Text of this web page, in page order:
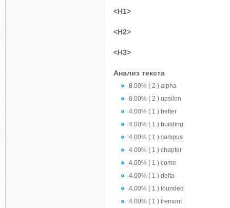
<H1>
<H2>
<H3>
Анализ текста
8.00% ( 2 ) alpha
8.00% ( 2 ) upsilon
4.00% ( 1 ) better
4.00% ( 1 ) building
4.00% ( 1 ) campus
4.00% ( 1 ) chapter
4.00% ( 1 ) come
4.00% ( 1 ) delta
4.00% ( 1 ) founded
4.00% ( 1 ) fremont